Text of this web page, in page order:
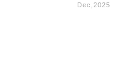
Dec,2025